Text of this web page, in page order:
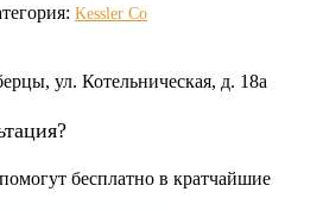
Kessler Co
ул. Котельническая, д. 18а
бесплатно в кратчайшие